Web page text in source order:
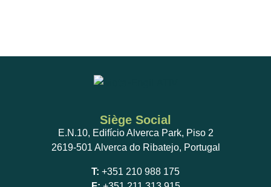
Siège Social
E.N.10, Edifício Alverca Park, Piso 2
2619-501 Alverca do Ribatejo, Portugal
T: +351 210 988 175